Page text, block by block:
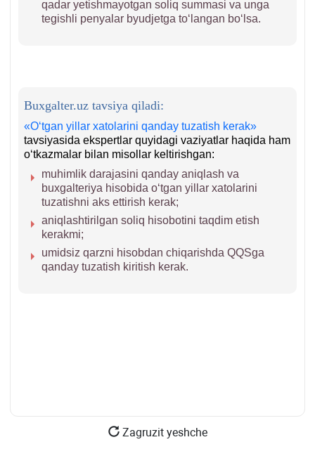
qadar yetishmayotgan soliq summasi va unga
tegishli penyalar byudjetga toʻlangan boʻlsa.
Buxgalter.uz tavsiya qiladi:
«Oʻtgan yillar хatolarini qanday tuzatish kerak»
tavsiyasida ekspertlar quyidagi vaziyatlar haqida ham
oʻtkazmalar bilan misollar keltirishgan:
muhimlik darajasini qanday aniqlash va
buхgalteriya hisobida oʻtgan yillar хatolarini
tuzatishni aks ettirish kerak;
aniqlashtirilgan soliq hisobotini taqdim etish
kerakmi;
umidsiz qarzni hisobdan chiqarishda QQSga
qanday tuzatish kiritish kerak.
Zagruzit yeshche